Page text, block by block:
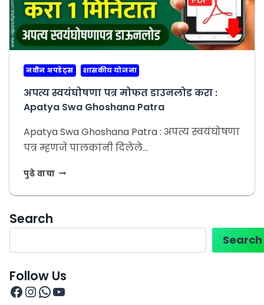
नवीन अपडेट्स शासकीय योजना
अपत्य स्वयंघोषणा पत्र मोफत डाउनलोड करा :
Apatya Swa Ghoshana Patra
Apatya Swa Ghoshana Patra : अपत्य स्वयंघोषणा
पत्र म्हणजे पालकांनी दिलेले…
पुढे वाचा
Search
Search
Follow Us